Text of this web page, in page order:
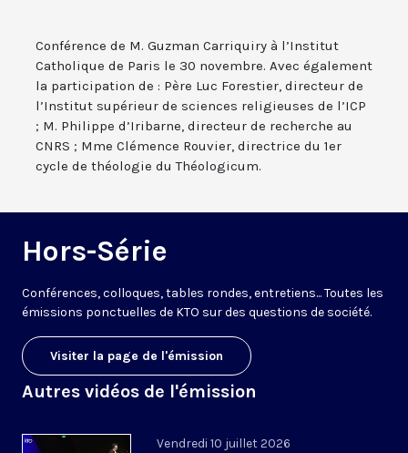
Conférence de M. Guzman Carriquiry à l’Institut
Catholique de Paris le 30 novembre. Avec également
la participation de : Père Luc Forestier, directeur de
l’Institut supérieur de sciences religieuses de l’ICP
; M. Philippe d’Iribarne, directeur de recherche au
CNRS ; Mme Clémence Rouvier, directrice du 1er
cycle de théologie du Théologicum.
Hors-Série
Conférences, colloques, tables rondes, entretiens... Toutes les
émissions ponctuelles de KTO sur des questions de société.
Visiter la page de l'émission
Autres vidéos de l'émission
Vendredi 10 juillet 2026